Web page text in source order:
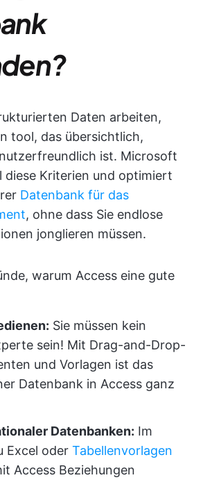
Daten arbeiten,
tool, das übersichtlich,
ist. Microsoft
diese Kriterien und optimiert
Datenbank für das
, ohne dass Sie endlose
jonglieren müssen.
warum Access eine gute
Sie müssen kein
sein! Mit Drag-and-Drop-
und Vorlagen ist das
Datenbank in Access ganz
Datenbanken: Im
Excel oder Tabellenvorlagen
Access Beziehungen